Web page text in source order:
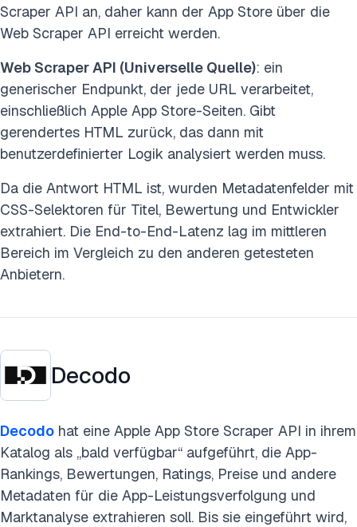
Scraper API an, daher kann der App Store über die
Web Scraper API erreicht werden.
Web Scraper API (Universelle Quelle): ein
generischer Endpunkt, der jede URL verarbeitet,
einschließlich Apple App Store-Seiten. Gibt
gerendertes HTML zurück, das dann mit
benutzerdefinierter Logik analysiert werden muss.
Da die Antwort HTML ist, wurden Metadatenfelder mit
CSS-Selektoren für Titel, Bewertung und Entwickler
extrahiert. Die End-to-End-Latenz lag im mittleren
Bereich im Vergleich zu den anderen getesteten
Anbietern.
Decodo
Decodo hat eine Apple App Store Scraper API in ihrem
Katalog als „bald verfügbar“ aufgeführt, die App-
Rankings, Bewertungen, Ratings, Preise und andere
Metadaten für die App-Leistungsverfolgung und
Marktanalyse extrahieren soll. Bis sie eingeführt wird,